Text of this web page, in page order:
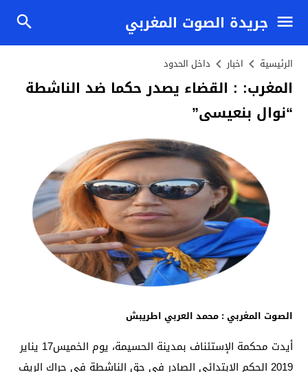
جريدة الصوت المغربي
الرئيسية اخبار داخل الحدود
المغرب: : القضاء يصدر حكما ضد الناشطة
“نوال بنعيسى”
الصوت المغربي : محمد العربي اطريبش
أيدت محكمة الإستئناف بمدينة الحسيمة، يوم الخميس17 يناير
2019 الحكم الإبتدائي الصادر في حق الناشطة في حراك الريف